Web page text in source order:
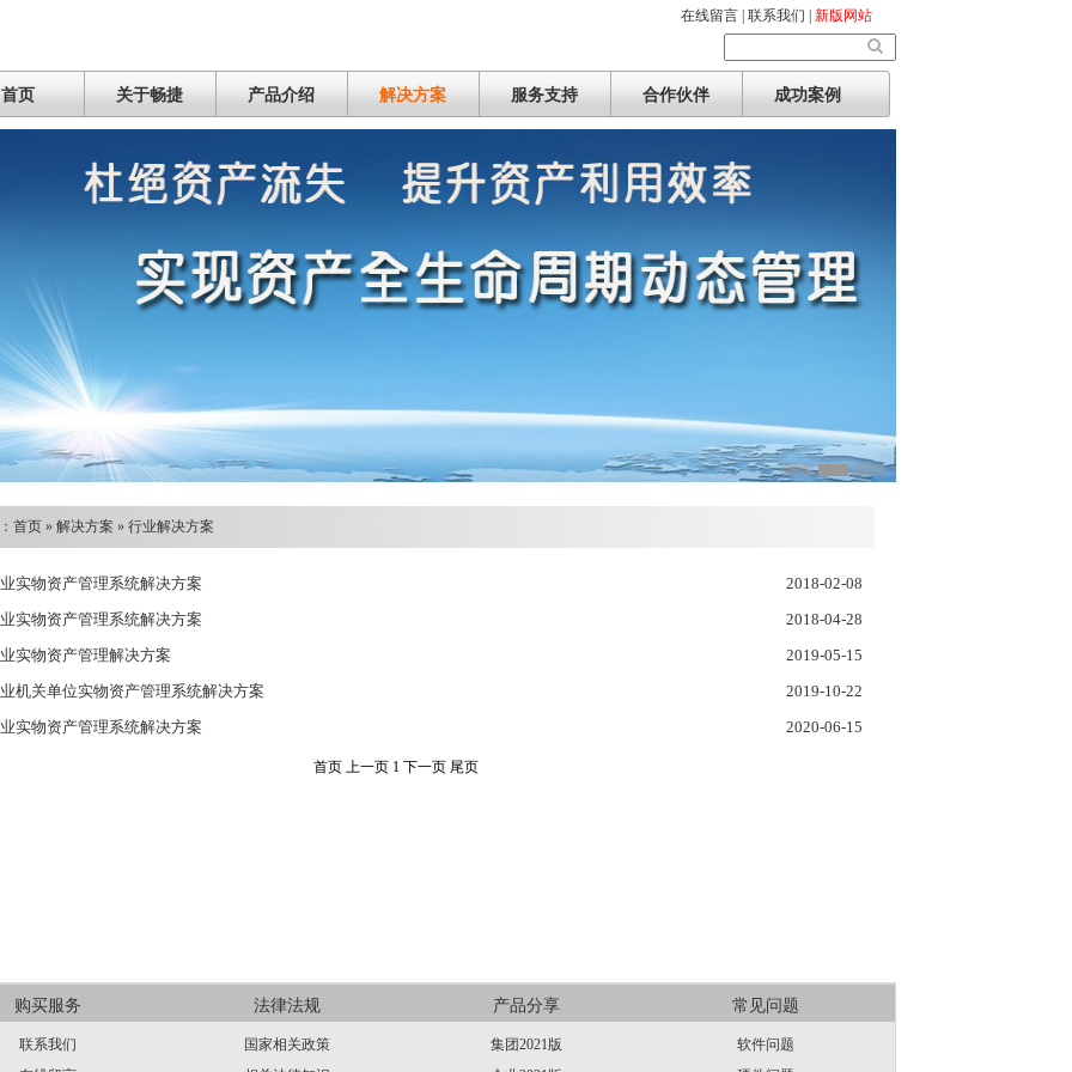
在线留言 | 联系我们 | 新版网站
首页 关于畅捷 产品介绍 解决方案 服务支持 合作伙伴 成功案例
首页 » 解决方案 » 行业解决方案
实物资产管理系统解决方案
2018-02-08
实物资产管理系统解决方案
2018-04-28
实物资产管理解决方案
2019-05-15
机关单位实物资产管理系统解决方案
2019-10-22
实物资产管理系统解决方案
2020-06-15
首页 上一页 1 下一页 尾页
购买服务
联系我们
法律法规
国家相关政策
产品分享
集团2021版
常见问题
软件问题